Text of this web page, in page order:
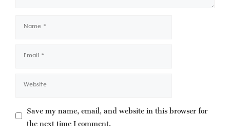
Name
Email
Website
Save my name, email, and website in this browser for
the next time I comment.